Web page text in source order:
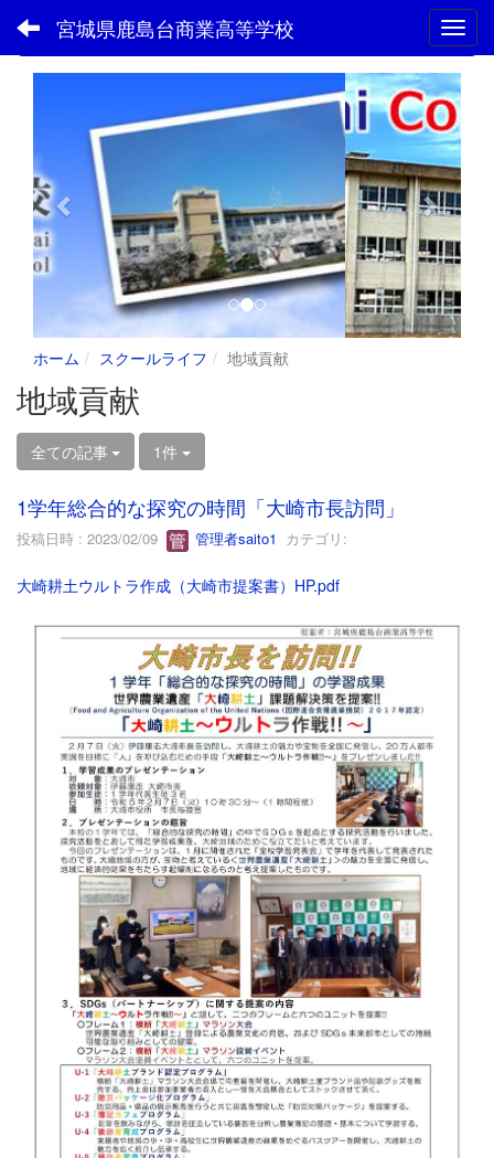
宮城県鹿島台商業高等学校
フォトアルバム
i
n
e
x
t
ホーム スクールライフ 地域貢献
地域貢献
全ての記事 1件
1学年総合的な探究の時間「大崎市長訪問」
投稿日時 : 2023/02/09 管理者saito1 カテゴリ:
大崎耕土ウルトラ作成（大崎市提案書）HP.pdf